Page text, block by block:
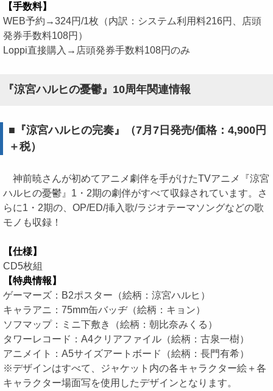
【手数料】
WEB予約→324円/1枚（内訳：システム利用料216円、店頭
発券手数料108円）
Loppi直接購入→店頭発券手数料108円のみ
『涼宮ハルヒの憂鬱』10周年関連情報
■『涼宮ハルヒの完奏』（7月7日発売/価格：4,900円
＋税）
神前暁さんが初めてアニメ劇伴を手がけたTVアニメ『涼宮
ハルヒの憂鬱』1・2期の劇伴がすべて収録されています。さ
らに1・2期の、OP/ED/挿入歌/ラジオテーマソングなどの歌
モノも収録！
【仕様】
CD5枚組
【特典情報】
ゲーマーズ：B2ポスター（絵柄：涼宮ハルヒ）
キャラアニ：75mm缶バッヂ（絵柄：キョン）
ソフマップ：ミニ下敷き（絵柄：朝比奈みくる）
タワーレコード：A4クリアファイル（絵柄：古泉一樹）
アニメイト：A5サイズアートボード（絵柄：長門有希）
※デザインはすべて、ジャケット内の各キャラクター絵＋各
キャラクター場面写を使用したデザインとなります。